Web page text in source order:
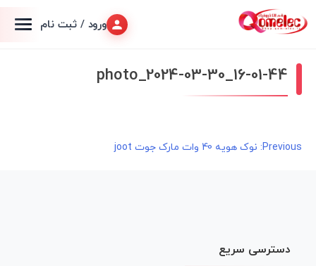
ورود / ثبت نام
photo_2024-03-30_16-01-44
راهبری
Previous: نوک هویه 40 وات مارک جوت joot
دسترسی سریع